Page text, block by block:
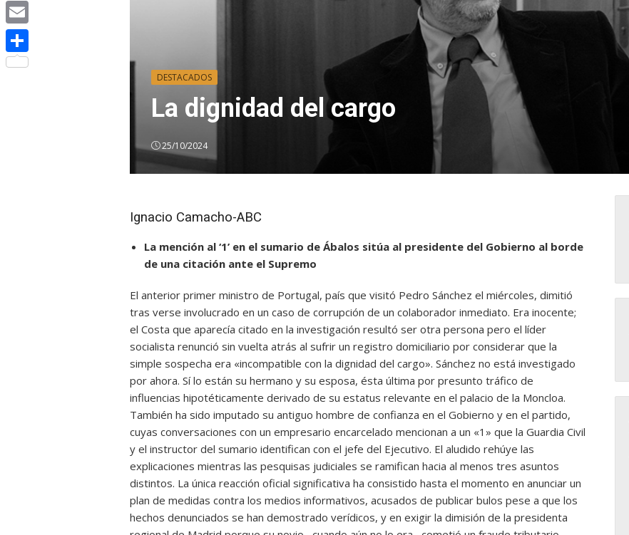
DESTACADOS
La dignidad del cargo
25/10/2024
Ignacio Camacho-ABC
La mención al ‘1’ en el sumario de Ábalos sitúa al presidente del Gobierno al borde
de una citación ante el Supremo
El anterior primer ministro de Portugal, país que visitó Pedro Sánchez el miércoles, dimitió
tras verse involucrado en un caso de corrupción de un colaborador inmediato. Era inocente;
el Costa que aparecía citado en la investigación resultó ser otra persona pero el líder
socialista renunció sin vuelta atrás al sufrir un registro domiciliario por considerar que la
simple sospecha era «incompatible con la dignidad del cargo». Sánchez no está investigado
por ahora. Sí lo están su hermano y su esposa, ésta última por presunto tráfico de
influencias hipotéticamente derivado de su estatus relevante en el palacio de la Moncloa.
También ha sido imputado su antiguo hombre de confianza en el Gobierno y en el partido,
cuyas conversaciones con un empresario encarcelado mencionan a un «1» que la Guardia Civil
y el instructor del sumario identifican con el jefe del Ejecutivo. El aludido rehúye las
explicaciones mientras las pesquisas judiciales se ramifican hacia al menos tres asuntos
distintos. La única reacción oficial significativa ha consistido hasta el momento en anunciar un
plan de medidas contra los medios informativos, acusados de publicar bulos pese a que los
hechos denunciados se han demostrado verídicos, y en exigir la dimisión de la presidenta
WhatsApp
Email
Compartir